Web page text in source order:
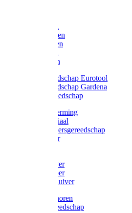
Gazonharken
Asfaltharken
Hooiharken
Handgereedschap Eurotool
Handgereedschap Gardena
Kindergereedschap
Kniebescherming
Afzetmateriaal
Stratenmakersgereedschap
Straathamer
Mestschuiver
Mestschraper
Sneeuwschuiver
Zeis toebehoren
Baggergereedschap